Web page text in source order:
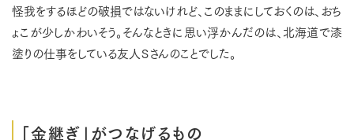
怪我をするほどの破損ではないけれど、このままにしておくのは、おち
ょこが少しかわいそう。そんなときに思い浮かんだのは、北海道で漆
塗りの仕事をしている友人Ｓさんのことでした。
「金継ぎ」がつなげるもの